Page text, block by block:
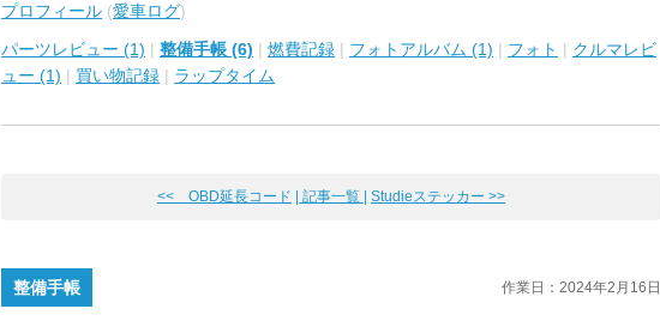
プロフィール (愛車ログ)
パーツレビュー (1) | 整備手帳 (6) | 燃費記録 | フォトアルバム (1) | フォト | クルマレビ
ュー (1) | 買い物記録 | ラップタイム
<< OBD延長コード | 記事一覧 | Studieステッカー >>
整備手帳 作業日：2024年2月16日